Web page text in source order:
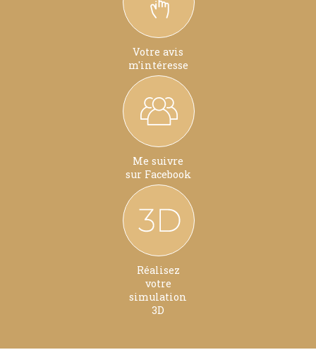
Votre avis
m'intéresse
Me suivre
sur Facebook
Réalisez
votre
simulation
3D